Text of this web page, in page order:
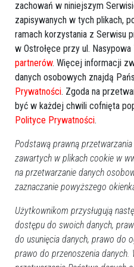
policji,Wyszków,
zachowań w niniejszym
zapisywanych w tych plikach,
ramach korzystania z Serwisu
w Ostrołęce przy ul.
partnerów. Więcej informacji
danych osobowych znajdą
Prywatności. Zgoda na
być w każdej chwili cofnięta
Polityce Prywatności.
Podstawą prawną
zawartych w plikach cookie w
na przetwarzanie danych
zaznaczanie powyższego
Użytkownikom przysługują
dostępu do swoich danych,
do usunięcia danych, prawo do
prawo do przenoszenia